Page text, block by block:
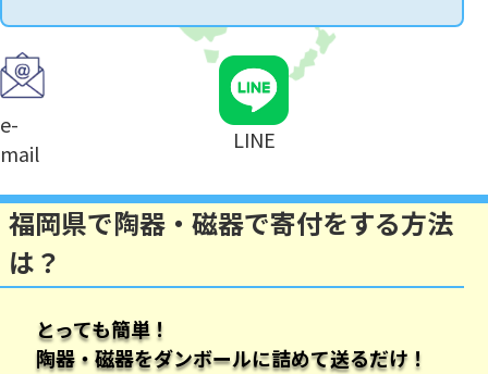
e-
mail
LINE
福岡県で陶器・磁器で寄付をする方法
は？
とっても簡単！
陶器・磁器をダンボールに詰めて送るだけ！